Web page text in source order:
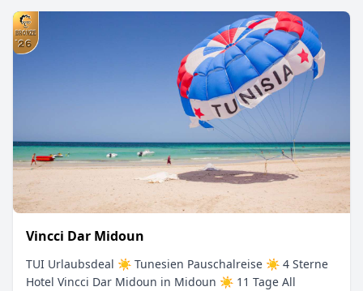
Vincci Dar Midoun
TUI Urlaubsdeal ☀ Tunesien Pauschalreise ☀ 4 Sterne
Hotel Vincci Dar Midoun in Midoun ☀ 11 Tage All